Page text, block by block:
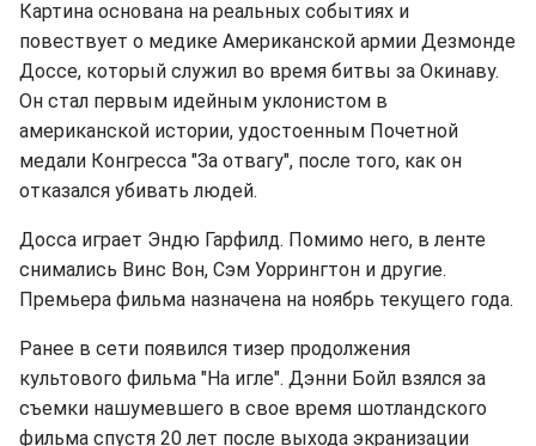
Картина основана на реальных событиях и
повествует о медике Американской армии Дезмонде
Доссе, который служил во время битвы за Окинаву.
Он стал первым идейным уклонистом в
американской истории, удостоенным Почетной
медали Конгресса "За отвагу", после того, как он
отказался убивать людей.
Досса играет Эндю Гарфилд. Помимо него, в ленте
снимались Винс Вон, Сэм Уоррингтон и другие.
Премьера фильма назначена на ноябрь текущего года.
Ранее в сети появился тизер продолжения
культового фильма "На игле". Дэнни Бойл взялся за
съемки нашумевшего в свое время шотландского
фильма спустя 20 лет после выхода экранизации